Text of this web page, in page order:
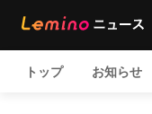
トップ お知らせ